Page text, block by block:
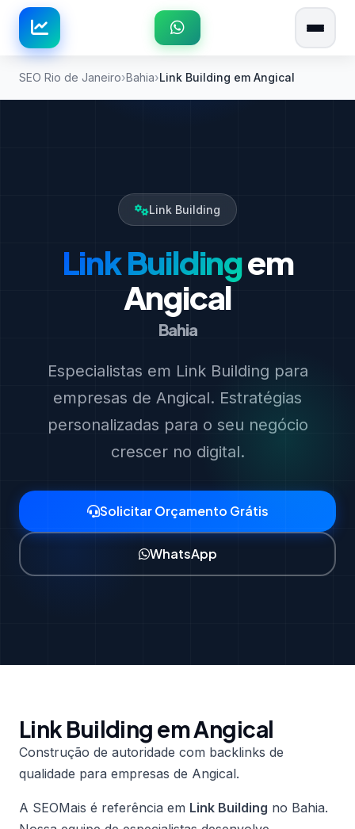
SEO Rio de Janeiro Bahia Link Building em Angical
Link Building
Link Buildingem
Angical
Bahia
Especialistas em Link Building para
empresas de Angical. Estratégias
personalizadas para o seu negócio
crescer no digital.
Solicitar Orçamento Grátis
WhatsApp
Link Building em Angical
Construção de autoridade com backlinks de
qualidade para empresas de Angical.
A SEOMais é referência em Link Building no Bahia.